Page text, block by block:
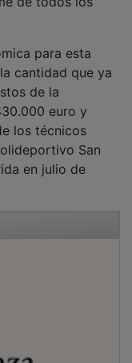
cantidad que ya
de la
euro y
los técnicos
San
en julio de